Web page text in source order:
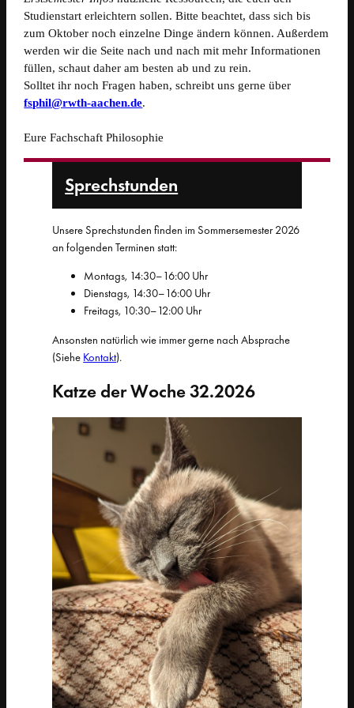
Studienstart erleichtern sollen. Bitte beachtet, dass sich bis
zum Oktober noch einzelne Dinge ändern können. Außerdem
werden wir die Seite nach und nach mit mehr Informationen
füllen, schaut daher am besten ab und zu rein.
Solltet ihr noch Fragen haben, schreibt uns gerne über
fsphil@rwth-aachen.de.
Eure Fachschaft Philosophie
Sprech­stunden
Unsere Sprechstunden finden im Sommersemester 2026
an folgenden Terminen statt:
Montags, 14:30–16:00 Uhr
Dienstags, 14:30–16:00 Uhr
Freitags, 10:30–12:00 Uhr
Ansonsten natürlich wie immer gerne nach Absprache
(Siehe Kontakt).
Katze der Woche 32.2026